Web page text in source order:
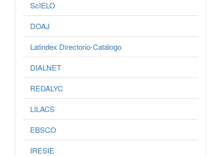
ScIELO
DOAJ
Latindex Directorio-Catálogo
DIALNET
REDALYC
LILACS
EBSCO
IRESIE